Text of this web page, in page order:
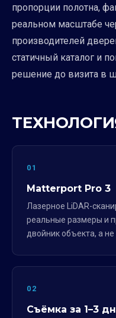
пропорции полотна,
реальном масштабе
производителей
статичный каталог и
решение до визита в
01
Matterport Pro 3
Лазерное LiDAR-
реальные размеры и
двойник объекта, а
02
Съёмка за 1–3